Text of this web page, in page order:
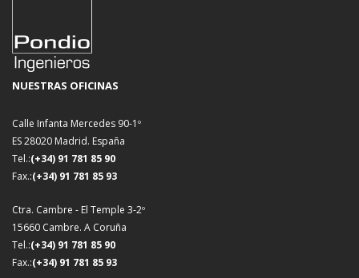
NUESTRAS OFICINAS
Calle Infanta Mercedes 90-1º
ES 28020 Madrid. España
Tel.:(+34) 91 781 85 90
Fax.:(+34) 91 781 85 93
Ctra. Cambre - El Temple 3-2º
15660 Cambre. A Coruña
Tel.:(+34) 91 781 85 90
Fax.:(+34) 91 781 85 93